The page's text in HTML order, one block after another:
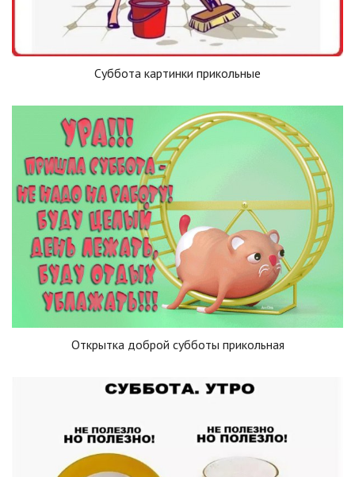
Суббота картинки прикольные
Открытка доброй субботы прикольная